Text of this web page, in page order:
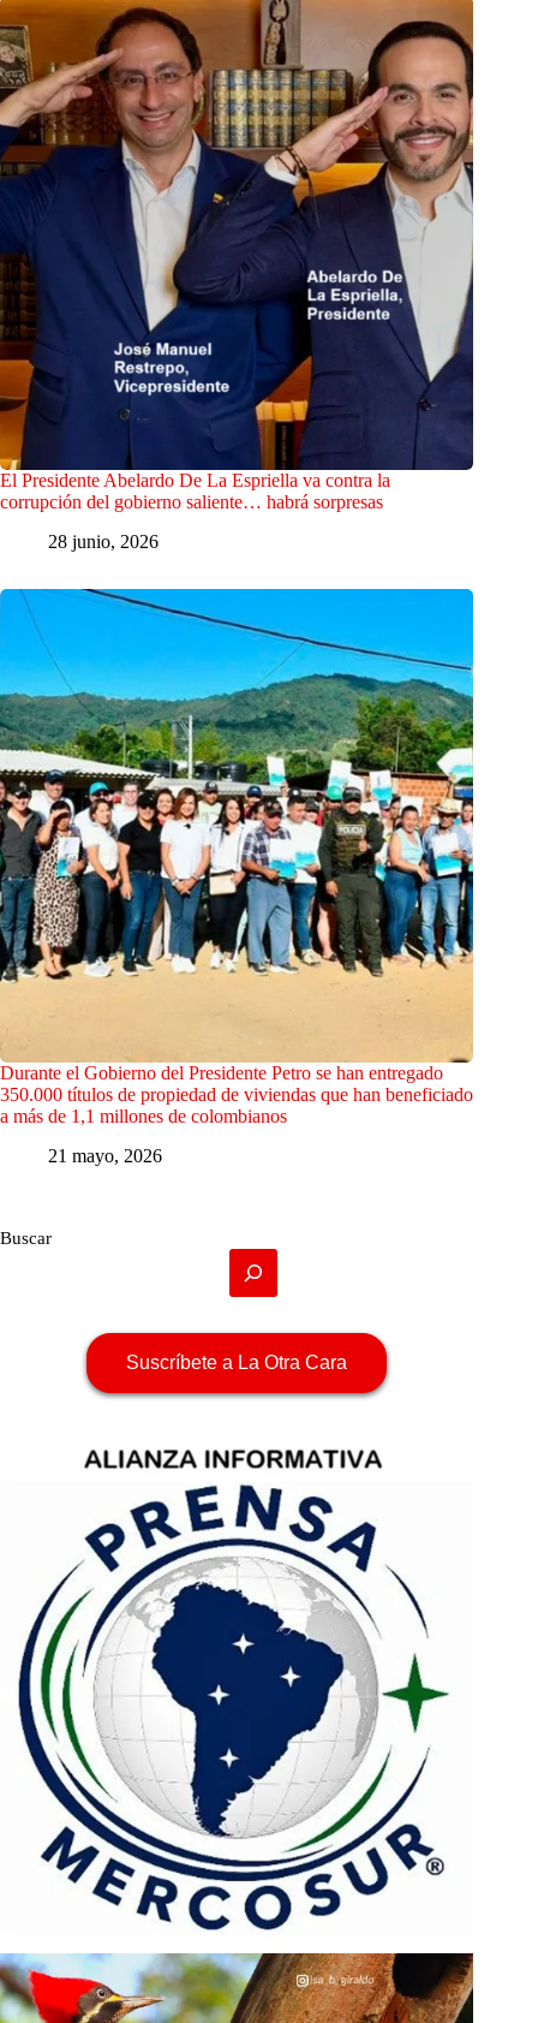
El Presidente Abelardo De La Espriella va contra la
corrupción del gobierno saliente… habrá sorpresas
28 junio, 2026
Durante el Gobierno del Presidente Petro se han entregado
350.000 títulos de propiedad de viviendas que han beneficiado
a más de 1,1 millones de colombianos
21 mayo, 2026
Buscar
Suscríbete a La Otra Cara